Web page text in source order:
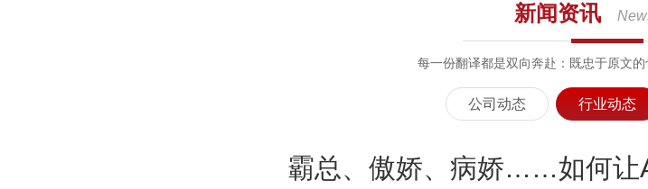
新闻资讯
每一份翻译都是双向奔赴：既忠于原文的
公司动态 行业动态
霸总、傲娇、病娇……如何让